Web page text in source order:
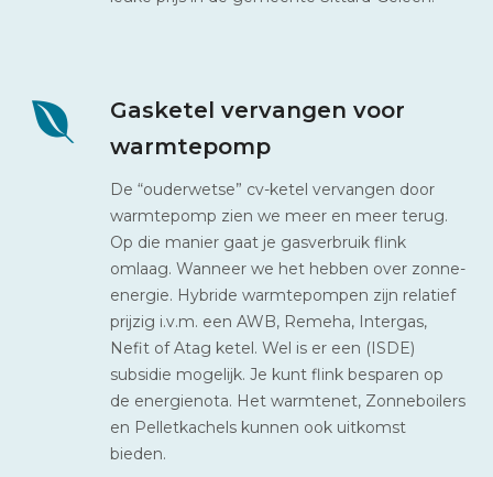
Gasketel vervangen voor
warmtepomp
De “ouderwetse” cv-ketel vervangen door
warmtepomp zien we meer en meer terug.
Op die manier gaat je gasverbruik flink
omlaag. Wanneer we het hebben over zonne-
energie. Hybride warmtepompen zijn relatief
prijzig i.v.m. een AWB, Remeha, Intergas,
Nefit of Atag ketel. Wel is er een (ISDE)
subsidie mogelijk. Je kunt flink besparen op
de energienota. Het warmtenet, Zonneboilers
en Pelletkachels kunnen ook uitkomst
bieden.